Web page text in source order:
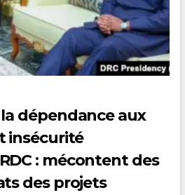
dépendance aux
insécurité
: mécontent des
des projets